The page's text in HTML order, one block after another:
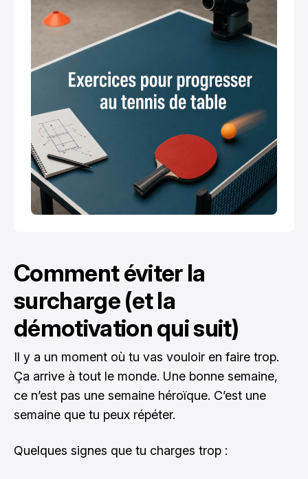
Comment éviter la
surcharge (et la
démotivation qui suit)
Il y a un moment où tu vas vouloir en faire trop.
Ça arrive à tout le monde. Une bonne semaine,
ce n’est pas une semaine héroïque. C’est une
semaine que tu peux répéter.
Quelques signes que tu charges trop :